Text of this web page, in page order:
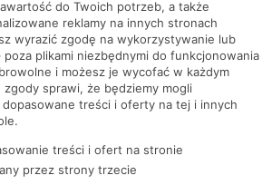
61 Bankomat (Euronet)
Bankomat (Planet
Cash)
75 Bankomat (Euronet)
do Twoich potrzeb, a także
reklamy na innych stronach
wyrazić zgodę na wykorzystywanie lub
plikami niezbędnymi do funkcjonowania
i możesz je wycofać w każdym
zgody sprawi, że będziemy mogli
treści i oferty na tej i innych
treści i ofert na stronie
przez strony trzecie